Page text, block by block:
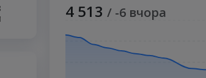
4 513 / -6 вчора